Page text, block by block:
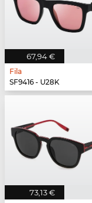
67,94 €
Fila
SF9416 - U28K
73,13 €